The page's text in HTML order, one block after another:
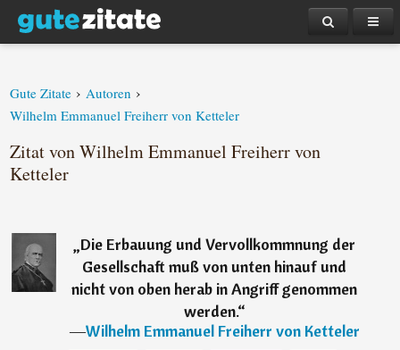
Gute Zitate › Autoren ›
Wilhelm Emmanuel Freiherr von Ketteler
Zitat von Wilhelm Emmanuel Freiherr von
Ketteler
„Die Erbauung und Vervollkommnung der
Gesellschaft muß von unten hinauf und
nicht von oben herab in Angriff genommen
werden.“
―Wilhelm Emmanuel Freiherr von Ketteler